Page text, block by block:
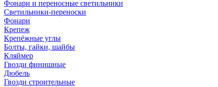
Фонари и переносные светильники
Светильники-переноски
Фонари
Крепеж
Крепёжные углы
Болты, гайки, шайбы
Кляймер
Гвозди финишные
Дюбель
Гвозди строительные